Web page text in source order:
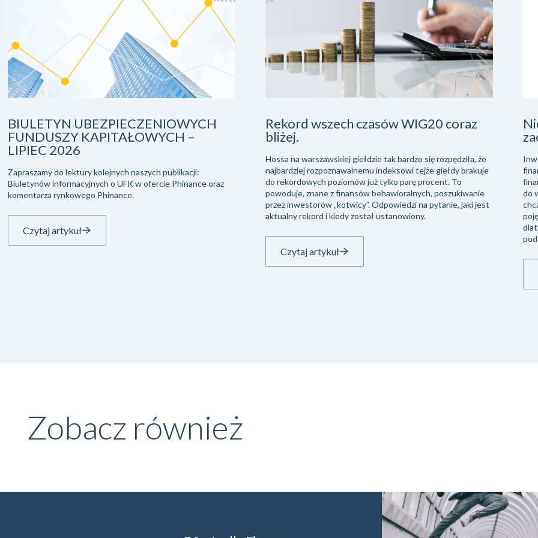
BIULETYN UBEZPIECZENIOWYCH
FUNDUSZY KAPITAŁOWYCH –
LIPIEC 2026
Zapraszamy do lektury kolejnych naszych publikacji:
Biuletynów informacyjnych o UFK w ofercie Phinance oraz
komentarza rynkowego Phinance.
Czytaj artykuł
Rekord wszech czasów WIG20 coraz
bliżej.
Hossa na warszawskiej giełdzie tak bardzo się rozpędziła, że
najbardziej rozpoznawalnemu indeksowi tejże giełdy brakuje
do rekordowych poziomów już tylko parę procent. To
powoduje, znane z finansów behawioralnych, poszukiwanie
przez inwestorów „kotwicy”. Odpowiedzi na pytanie, jaki jest
aktualny rekord i kiedy został ustanowiony.
Czytaj artykuł
do
Zobacz również